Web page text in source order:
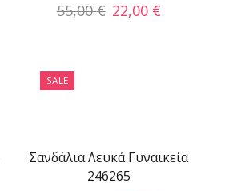
55,00€ 22,00 €
SALE
Σανδάλια Λευκά Γυναικεία
246265